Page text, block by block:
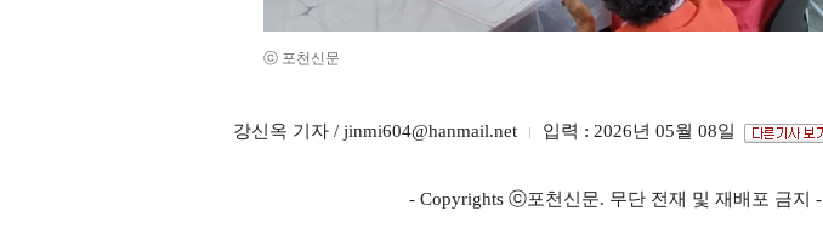
ⓒ 포천신문
강신옥 기자 / jinmi604@hanmail.net 입력 : 2026년 05월 08일
- Copyrights ⓒ포천신문. 무단 전재 및 재배포 금지 -